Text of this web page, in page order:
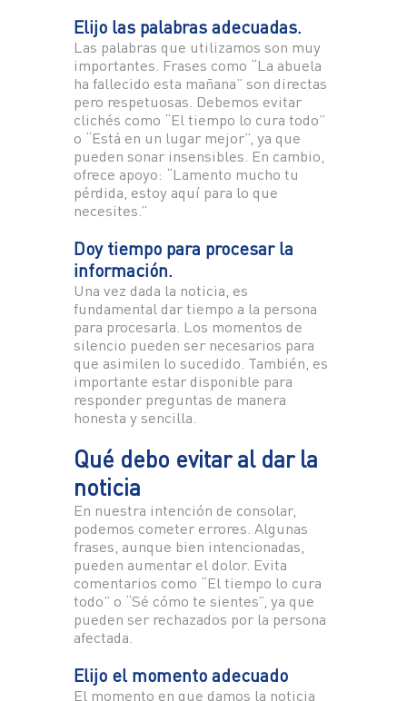
Elijo las palabras adecuadas.
Las palabras que utilizamos son muy
importantes. Frases como “La abuela
ha fallecido esta mañana” son directas
pero respetuosas. Debemos evitar
clichés como “El tiempo lo cura todo”
o “Está en un lugar mejor”, ya que
pueden sonar insensibles. En cambio,
ofrece apoyo: “Lamento mucho tu
pérdida, estoy aquí para lo que
necesites.”
Doy tiempo para procesar la
información.
Una vez dada la noticia, es
fundamental dar tiempo a la persona
para procesarla. Los momentos de
silencio pueden ser necesarios para
que asimilen lo sucedido. También, es
importante estar disponible para
responder preguntas de manera
honesta y sencilla.
Qué debo evitar al dar la
noticia
En nuestra intención de consolar,
podemos cometer errores. Algunas
frases, aunque bien intencionadas,
pueden aumentar el dolor. Evita
comentarios como “El tiempo lo cura
todo” o “Sé cómo te sientes”, ya que
pueden ser rechazados por la persona
afectada.
Elijo el momento adecuado
El momento en que damos la noticia